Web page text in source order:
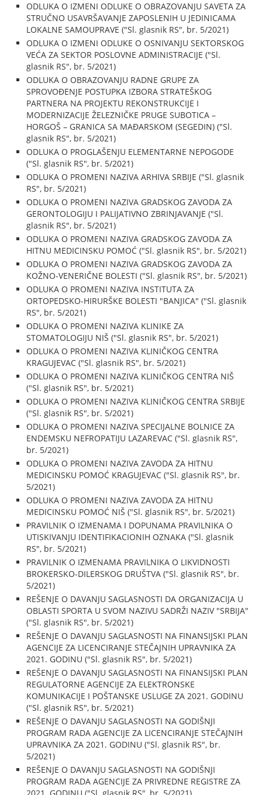
ODLUKA O IZMENI ODLUKE O OBRAZOVANJU SAVETA ZA
STRUČNO USAVRŠAVANJE ZAPOSLENIH U JEDINICAMA
LOKALNE SAMOUPRAVE ("Sl. glasnik RS", br. 5/2021)
ODLUKA O IZMENI ODLUKE O OSNIVANJU SEKTORSKOG
VEĆA ZA SEKTOR POSLOVNE ADMINISTRACIJE ("Sl.
glasnik RS", br. 5/2021)
ODLUKA O OBRAZOVANJU RADNE GRUPE ZA
SPROVOĐENJE POSTUPKA IZBORA STRATEŠKOG
PARTNERA NA PROJEKTU REKONSTRUKCIJE I
MODERNIZACIJE ŽELEZNIČKE PRUGE SUBOTICA –
HORGOŠ – GRANICA SA MAĐARSKOM (SEGEDIN) ("Sl.
glasnik RS", br. 5/2021)
ODLUKA O PROGLAŠENJU ELEMENTARNE NEPOGODE
("Sl. glasnik RS", br. 5/2021)
ODLUKA O PROMENI NAZIVA ARHIVA SRBIJE ("Sl. glasnik
RS", br. 5/2021)
ODLUKA O PROMENI NAZIVA GRADSKOG ZAVODA ZA
GERONTOLOGIJU I PALIJATIVNO ZBRINJAVANJE ("Sl.
glasnik RS", br. 5/2021)
ODLUKA O PROMENI NAZIVA GRADSKOG ZAVODA ZA
HITNU MEDICINSKU POMOĆ ("Sl. glasnik RS", br. 5/2021)
ODLUKA O PROMENI NAZIVA GRADSKOG ZAVODA ZA
KOŽNO-VENERIČNE BOLESTI ("Sl. glasnik RS", br. 5/2021)
ODLUKA O PROMENI NAZIVA INSTITUTA ZA
ORTOPEDSKO-HIRURŠKE BOLESTI "BANJICA" ("Sl. glasnik
RS", br. 5/2021)
ODLUKA O PROMENI NAZIVA KLINIKE ZA
STOMATOLOGIJU NIŠ ("Sl. glasnik RS", br. 5/2021)
ODLUKA O PROMENI NAZIVA KLINIČKOG CENTRA
KRAGUJEVAC ("Sl. glasnik RS", br. 5/2021)
ODLUKA O PROMENI NAZIVA KLINIČKOG CENTRA NIŠ
("Sl. glasnik RS", br. 5/2021)
ODLUKA O PROMENI NAZIVA KLINIČKOG CENTRA SRBIJE
("Sl. glasnik RS", br. 5/2021)
ODLUKA O PROMENI NAZIVA SPECIJALNE BOLNICE ZA
ENDEMSKU NEFROPATIJU LAZAREVAC ("Sl. glasnik RS",
br. 5/2021)
ODLUKA O PROMENI NAZIVA ZAVODA ZA HITNU
MEDICINSKU POMOĆ KRAGUJEVAC ("Sl. glasnik RS", br.
5/2021)
ODLUKA O PROMENI NAZIVA ZAVODA ZA HITNU
MEDICINSKU POMOĆ NIŠ ("Sl. glasnik RS", br. 5/2021)
PRAVILNIK O IZMENAMA I DOPUNAMA PRAVILNIKA O
UTISKIVANJU IDENTIFIKACIONIH OZNAKA ("Sl. glasnik
RS", br. 5/2021)
PRAVILNIK O IZMENAMA PRAVILNIKA O LIKVIDNOSTI
BROKERSKO-DILERSKOG DRUŠTVA ("Sl. glasnik RS", br.
5/2021)
REŠENJE O DAVANJU SAGLASNOSTI DA ORGANIZACIJA U
OBLASTI SPORTA U SVOM NAZIVU SADRŽI NAZIV "SRBIJA"
("Sl. glasnik RS", br. 5/2021)
REŠENJE O DAVANJU SAGLASNOSTI NA FINANSIJSKI PLAN
AGENCIJE ZA LICENCIRANJE STEČAJNIH UPRAVNIKA ZA
2021. GODINU ("Sl. glasnik RS", br. 5/2021)
REŠENJE O DAVANJU SAGLASNOSTI NA FINANSIJSKI PLAN
REGULATORNE AGENCIJE ZA ELEKTRONSKE
KOMUNIKACIJE I POŠTANSKE USLUGE ZA 2021. GODINU
("Sl. glasnik RS", br. 5/2021)
REŠENJE O DAVANJU SAGLASNOSTI NA GODIŠNJI
PROGRAM RADA AGENCIJE ZA LICENCIRANJE STEČAJNIH
UPRAVNIKA ZA 2021. GODINU ("Sl. glasnik RS", br.
5/2021)
REŠENJE O DAVANJU SAGLASNOSTI NA GODIŠNJI
PROGRAM RADA AGENCIJE ZA PRIVREDNE REGISTRE ZA